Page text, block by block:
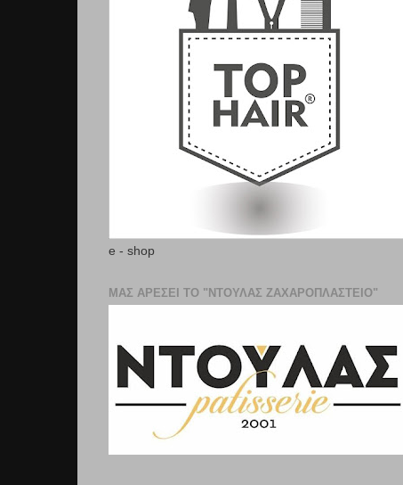
e - shop
ΜΑΣ ΑΡΕΣΕΙ ΤΟ "ΝΤΟΥΛΑΣ ΖΑΧΑΡΟΠΛΑΣΤΕΊΟ"